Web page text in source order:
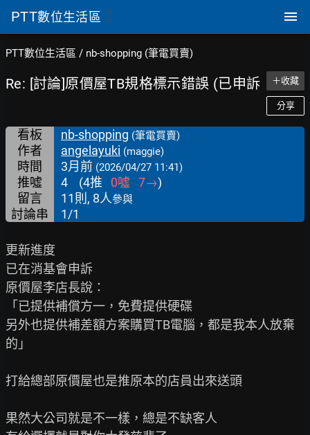
PTT數位生活區
PTT數位生活區 / nb-shopping (筆電買賣)
Re: [討論]原價屋TB規格標示錯誤 (已申訴 ＋收藏
分享
看板 nb-shopping (筆電買賣)
作者 angelayuki (maggie)
時間 3月前 (2026/04/27 11:41)
推噓 4 (4推 0噓 7→)
留言
11則, 8人參與
討論串 1/1
更新進度
已在消基會申訴
原價屋李店長說：
「已提供補償方一，免費提供硬碟
另外也提供補差額方案購買TB電腦，都是我本人放棄
的」
打給總部原價屋也是推原本的店員出來送頭
果然大公司就是不一樣，總是不缺客人